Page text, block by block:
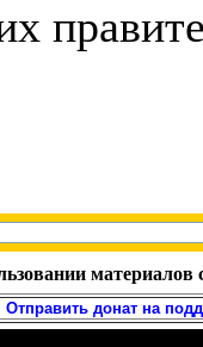
материалов
Отправить донат на